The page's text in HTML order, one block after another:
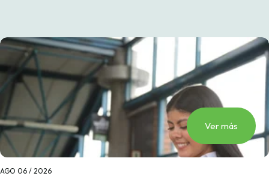
Ver más
AGO 06 / 2026